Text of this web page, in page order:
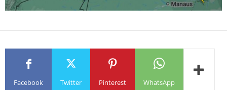
Facebook Twitter Pinterest WhatsApp